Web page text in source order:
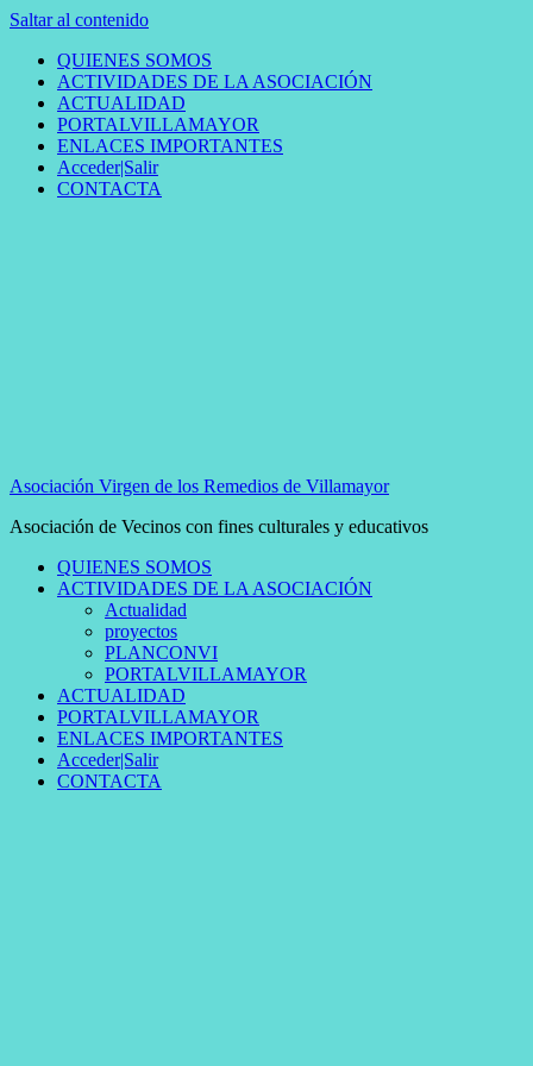
Saltar al contenido
QUIENES SOMOS
ACTIVIDADES DE LA ASOCIACIÓN
ACTUALIDAD
PORTALVILLAMAYOR
ENLACES IMPORTANTES
Acceder|Salir
CONTACTA
Asociación Virgen de los Remedios de Villamayor
Asociación de Vecinos con fines culturales y educativos
QUIENES SOMOS
ACTIVIDADES DE LA ASOCIACIÓN
Actualidad
proyectos
PLANCONVI
PORTALVILLAMAYOR
ACTUALIDAD
PORTALVILLAMAYOR
ENLACES IMPORTANTES
Acceder|Salir
CONTACTA